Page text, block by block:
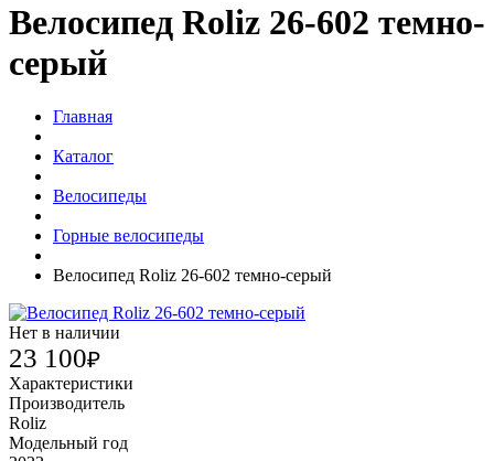
Велосипед Roliz 26-602 темно-
серый
Главная
Каталог
Велосипеды
Горные велосипеды
Велосипед Roliz 26-602 темно-серый
Нет в наличии
23 100₽
Характеристики
Производитель
Roliz
Модельный год